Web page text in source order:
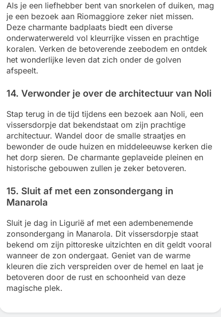
Als je een liefhebber bent van snorkelen of duiken, mag
je een bezoek aan Riomaggiore zeker niet missen.
Deze charmante badplaats biedt een diverse
onderwaterwereld vol kleurrijke vissen en prachtige
koralen. Verken de betoverende zeebodem en ontdek
het wonderlijke leven dat zich onder de golven
afspeelt.
14. Verwonder je over de architectuur van Noli
Stap terug in de tijd tijdens een bezoek aan Noli, een
vissersdorpje dat bekendstaat om zijn prachtige
architectuur. Wandel door de smalle straatjes en
bewonder de oude huizen en middeleeuwse kerken die
het dorp sieren. De charmante geplaveide pleinen en
historische gebouwen zullen je zeker betoveren.
15. Sluit af met een zonsondergang in
Manarola
Sluit je dag in Ligurië af met een adembenemende
zonsondergang in Manarola. Dit vissersdorpje staat
bekend om zijn pittoreske uitzichten en dit geldt vooral
wanneer de zon ondergaat. Geniet van de warme
kleuren die zich verspreiden over de hemel en laat je
betoveren door de rust en schoonheid van deze
magische plek.